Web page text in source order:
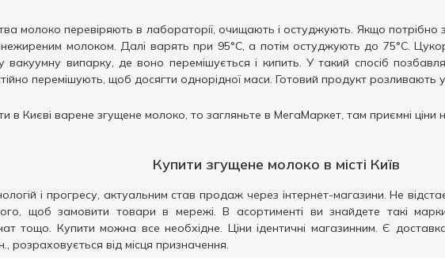
молоко перевіряють в лабораторії, очищають і остуджують. Якщо
молоком. Далі варять при 95°С, а потім остуджують до 75°С.
вакуумну випарку, де воно перемішується і кипить. У такий спосіб
перемішують, щоб досягти однорідної маси. Готовий продукт розливають
в Києві варене згущене молоко, то загляньте в МегаМаркет, там приємні ціни
Купити згущене молоко в місті Київ
і прогресу, актуальним став продаж через інтернет-магазини. Не
щоб замовити товари в мережі. В асортименті ви знайдете такі
тощо. Купити можна все необхідне. Ціни ідентичні магазинним. Є
розраховується від місця призначення.